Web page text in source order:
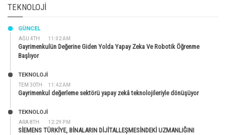
TEKNOLOJI
AĞU 4TH 11:02 AM
GÜNCEL
Gayrimenkulün Değerine Giden Yolda Yapay Zeka Ve Robotik Öğrenme
Başlıyor
TEM 30TH 11:42 AM
TEKNOLOJİ
Gayrimenkul değerleme sektörü yapay zekâ teknolojileriyle dönüşüyor
ARA 8TH 12:29 PM
TEKNOLOJİ
SİEMENS TÜRKİYE, BİNALARIN DİJİTALLEŞMESİNDEKİ UZMANLIĞINI